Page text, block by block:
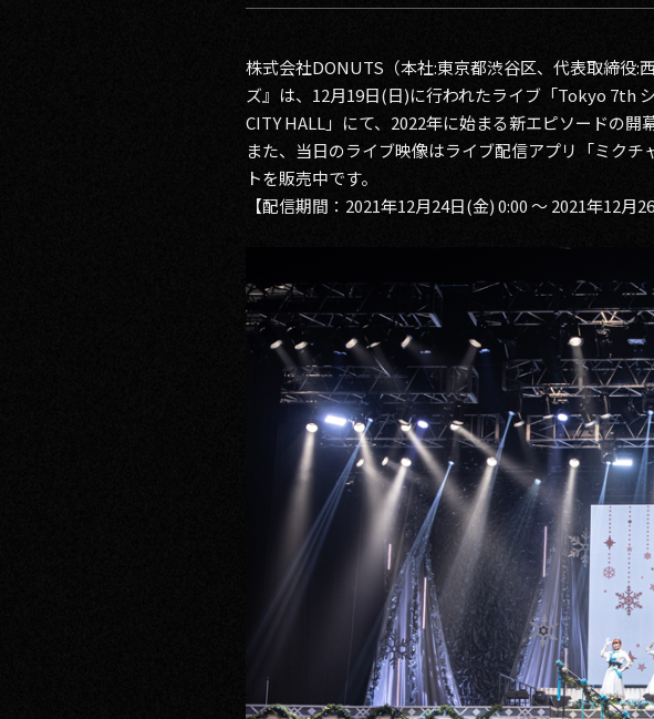
SERVICES
GROUP
RECRUIT
CONTACT
株式会社DONUTS（本社:東京都渋谷区、代表取締役
ズ』は、12月19日(日)に行われたライブ「Tokyo 7th
CITY HALL」にて、2022年に始まる新エピソードの開
また、当日のライブ映像はライブ配信アプリ「ミク
トを販売中です。
【配信期間：2021年12月24日(金) 0:00 ～ 2021年12月